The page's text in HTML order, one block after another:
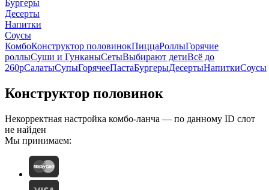
Бургеры
Десерты
Напитки
Соусы
КомбоКонструктор половинокПиццаРоллыГорячие
роллыСуши и ГунканыСетыВыбирают детиВсё до
260рСалатыСупыГорячееПастаБургерыДесертыНапиткиСоусы
Конструктор половинок
Некорректная настройка комбо-ланча — по данному ID слот
не найден
Мы принимаем: